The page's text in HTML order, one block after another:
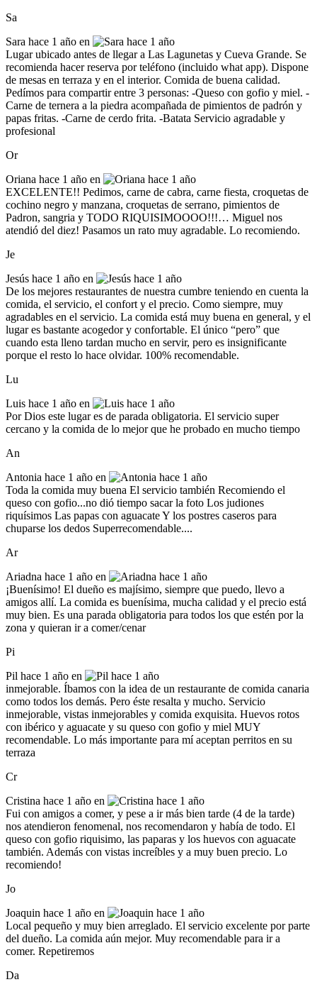
Sa
Sara hace 1 año en
Lugar ubicado antes de llegar a Las Lagunetas y Cueva Grande. Se
recomienda hacer reserva por teléfono (incluido what app). Dispone
de mesas en terraza y en el interior. Comida de buena calidad.
Pedímos para compartir entre 3 personas: -Queso con gofio y miel. -
Carne de ternera a la piedra acompañada de pimientos de padrón y
papas fritas. -Carne de cerdo frita. -Batata Servicio agradable y
profesional
Or
Oriana hace 1 año en
EXCELENTE!! Pedimos, carne de cabra, carne fiesta, croquetas de
cochino negro y manzana, croquetas de serrano, pimientos de
Padron, sangria y TODO RIQUISIMOOOO!!!… Miguel nos
atendió del diez! Pasamos un rato muy agradable. Lo recomiendo.
Je
Jesús hace 1 año en
De los mejores restaurantes de nuestra cumbre teniendo en cuenta la
comida, el servicio, el confort y el precio. Como siempre, muy
agradables en el servicio. La comida está muy buena en general, y el
lugar es bastante acogedor y confortable. El único “pero” que
cuando esta lleno tardan mucho en servir, pero es insignificante
porque el resto lo hace olvidar. 100% recomendable.
Lu
Luis hace 1 año en
Por Dios este lugar es de parada obligatoria. El servicio super
cercano y la comida de lo mejor que he probado en mucho tiempo
An
Antonia hace 1 año en
Toda la comida muy buena El servicio también Recomiendo el
queso con gofio...no dió tiempo sacar la foto Los judiones
riquísimos Las papas con aguacate Y los postres caseros para
chuparse los dedos Superrecomendable....
Ar
Ariadna hace 1 año en
¡Buenísimo! El dueño es majísimo, siempre que puedo, llevo a
amigos allí. La comida es buenísima, mucha calidad y el precio está
muy bien. Es una parada obligatoria para todos los que estén por la
zona y quieran ir a comer/cenar
Pi
Pil hace 1 año en
inmejorable. Íbamos con la idea de un restaurante de comida canaria
como todos los demás. Pero éste resalta y mucho. Servicio
inmejorable, vistas inmejorables y comida exquisita. Huevos rotos
con ibérico y aguacate y su queso con gofio y miel MUY
recomendable. Lo más importante para mí aceptan perritos en su
terraza
Cr
Cristina hace 1 año en
Fui con amigos a comer, y pese a ir más bien tarde (4 de la tarde)
nos atendieron fenomenal, nos recomendaron y había de todo. El
queso con gofio riquisimo, las paparas y los huevos con aguacate
también. Además con vistas increíbles y a muy buen precio. Lo
recomiendo!
Jo
Joaquin hace 1 año en
Local pequeño y muy bien arreglado. El servicio excelente por parte
del dueño. La comida aún mejor. Muy recomendable para ir a
comer. Repetiremos
Da